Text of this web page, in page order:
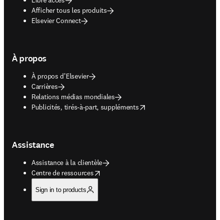
Afficher tous les produits
Elsevier Connect
À propos
À propos d’Elsevier
Carrières
Relations médias mondiales
Publicités, tirés-à-part, suppléments
opens in new tab/window
Assistance
Assistance à la clientèle
Centre de ressources
opens in new tab/window
Sign in to products